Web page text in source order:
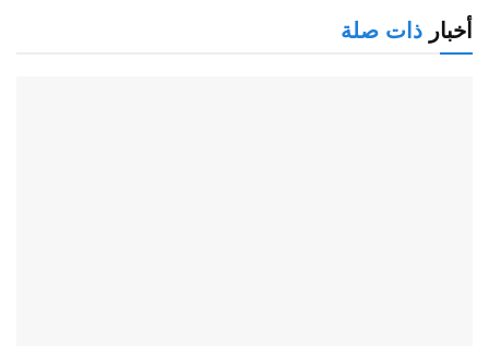
أخبار ذات صلة